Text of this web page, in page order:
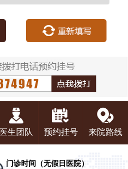
医生团队 预约挂号 来院路线
门诊时间（无假日医院）